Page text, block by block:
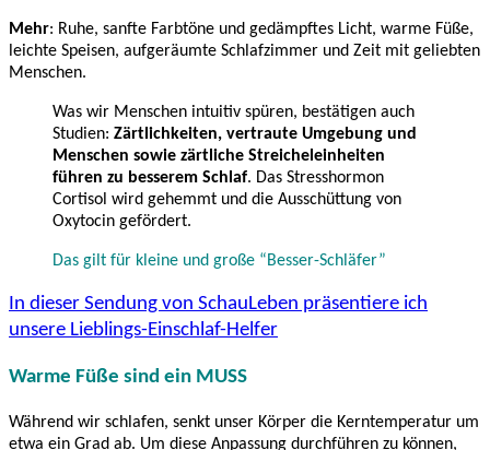
Mehr: Ruhe, sanfte Farbtöne und gedämpftes Licht, warme Füße,
leichte Speisen, aufgeräumte Schlafzimmer und Zeit mit geliebten
Menschen.
Was wir Menschen intuitiv spüren, bestätigen auch
Studien: Zärtlichkeiten, vertraute Umgebung und
Menschen sowie zärtliche Streicheleinheiten
führen zu besserem Schlaf. Das Stresshormon
Cortisol wird gehemmt und die Ausschüttung von
Oxytocin gefördert.
Das gilt für kleine und große “Besser-Schläfer”
In dieser Sendung von SchauLeben präsentiere ich
unsere Lieblings-Einschlaf-Helfer
Warme Füße sind ein MUSS
Während wir schlafen, senkt unser Körper die Kerntemperatur um
etwa ein Grad ab. Um diese Anpassung durchführen zu können,